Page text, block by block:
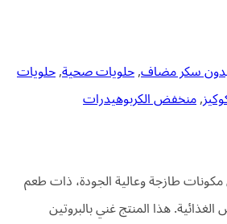
سكر مضاف,حلويات صحية,حلويات
,منخفض الكربوهيدرات
طازجة وعالية الجودة، ذات طعم
هذا المنتج غني بالبروتين